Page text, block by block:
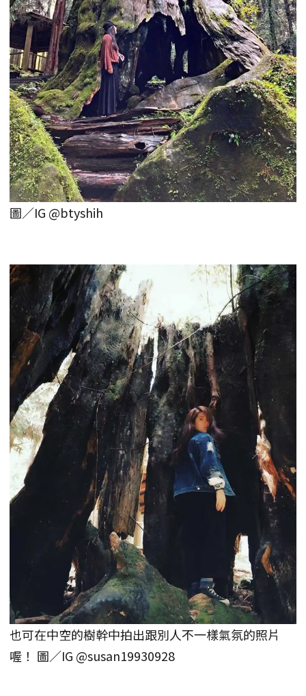
圖／IG @btyshih
也可在中空的樹幹中拍出跟別人不一樣氣氛的照片
喔！ 圖／IG @susan19930928